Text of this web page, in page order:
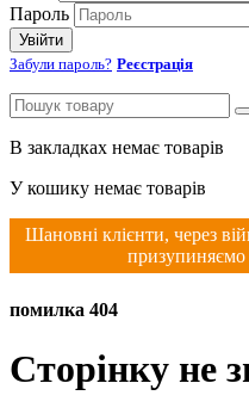
Пароль
Увійти
Забули пароль? Реєстрація
В закладках немає товарів
У кошику немає товарів
Шановні клієнти, через
помилка 404
Сторінку не